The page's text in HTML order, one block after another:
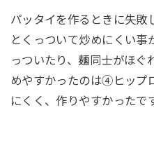
パッタイを作るときに失敗
とくっついて炒めにくい事
っついたり、麺同士がほぐ
めやすかったのは④ヒップ
にくく、作りやすかったで